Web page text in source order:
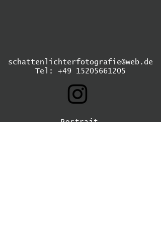
schattenlichterfotografie@web.de
Tel: +49 15205661205
Portrait